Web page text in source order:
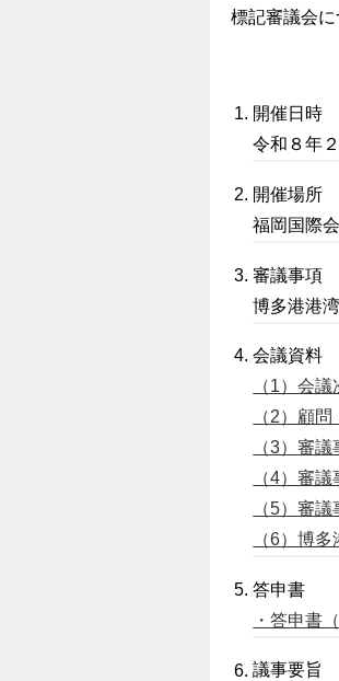
標記審議会に
開催日時
令和８年
開催場所
福岡国際
審議事項
博多港港
会議資料
（1）会
（2）顧
（3）審
（4）審
（5）審
（6）博
答申書
・答申書
議事要旨